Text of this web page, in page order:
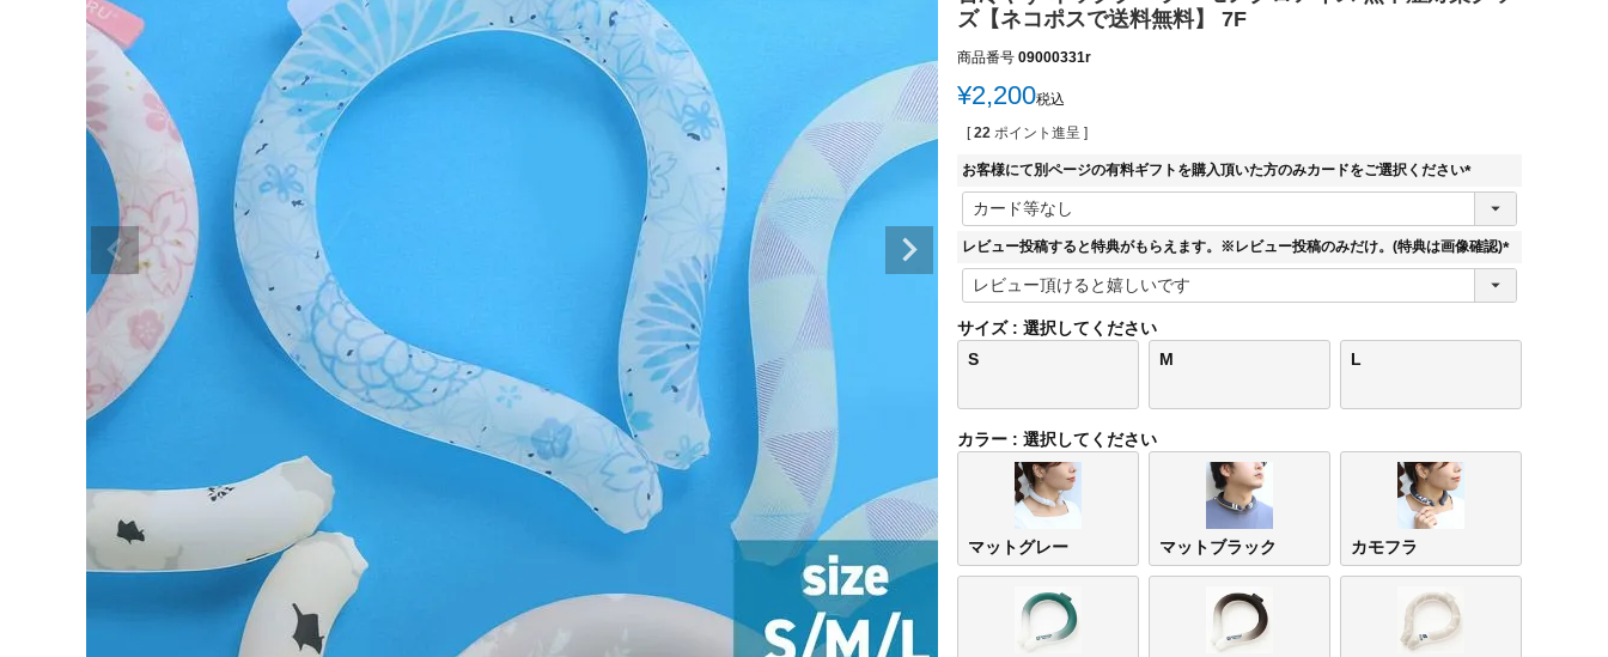
ズ【ネコポスで送料無料】 7F
商品番号 09000331r
¥2,200税込
[ 22 ポイント進呈 ]
お客様にて別ページの有料ギフトを購入頂いた方のみカードをご選択ください
(
須
レビュー投稿すると特典がもらえます。※レビュー投稿のみだけ。(特典は画像確認)
(
)
サイズ
選択してください
S
M L
カラー 選択してください
マットグレー マットブラック カモフラ